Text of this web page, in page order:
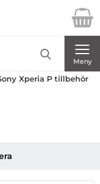
AB
Meny
Xperia P tillbehör